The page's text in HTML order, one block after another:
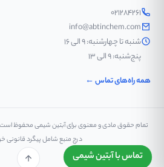
۰۲۱۲۸۴۲۶۱
info@abtinchem.com
شنبه تا چهارشنبه: ۹ الی ۱۶
پنج‌شنبه: ۹ الی ۱۳
همه راه‌های تماس ←
تمام حقوق مادی و معنوی برای آبتین شیمی محفوظ است
درج منبع شامل پیگرد قانونی
تماس با آبتین شیمی